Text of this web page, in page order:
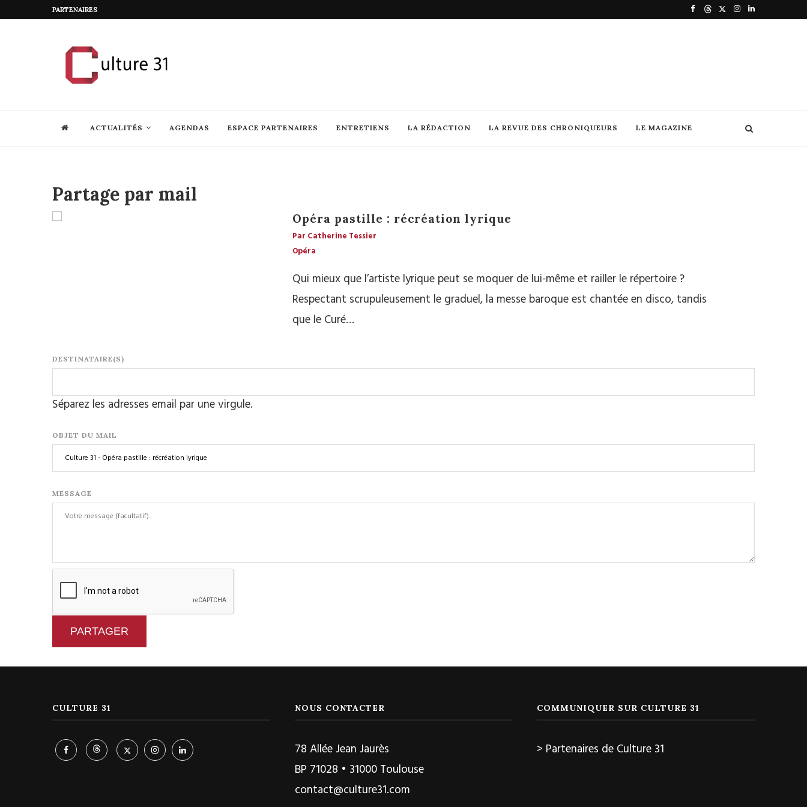
PARTENAIRES
ACTUALITÉS AGENDAS ESPACE PARTENAIRES ENTRETIENS LA RÉDACTION LA REVUE DES CHRONIQUEURS LE MAGAZINE
Partage par mail
Opéra pastille : récréation lyrique
Par Catherine Tessier
Opéra
Qui mieux que l’artiste lyrique peut se moquer de lui-même et railler le répertoire ?
Respectant scrupuleusement le graduel, la messe baroque est chantée en disco, tandis
que le Curé…
DESTINATAIRE(S)
Séparez les adresses email par une virgule.
OBJET DU MAIL
MESSAGE
PARTAGER
CULTURE 31 NOUS CONTACTER
78 Allée Jean Jaurès
BP 71028 • 31000 Toulouse
contact@culture31.com
COMMUNIQUER SUR CULTURE 31
> Partenaires de Culture 31